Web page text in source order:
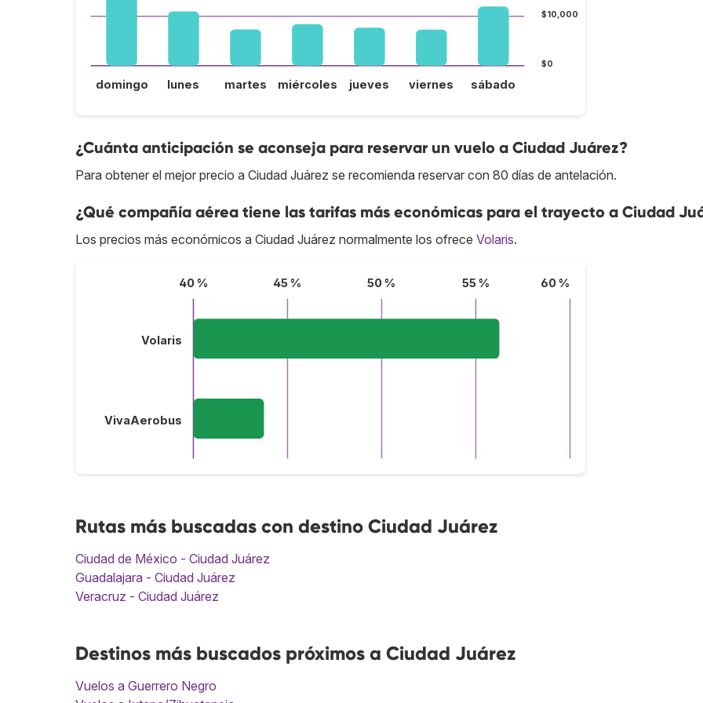
$0
$10,000
domingo lunes martes miércoles jueves viernes sábado
¿Cuánta anticipación se aconseja para reservar un vuelo a Ciudad Juárez?
Para obtener el mejor precio a Ciudad Juárez se recomienda reservar con 80 días de antelación.
¿Qué compañía aérea tiene las tarifas más económicas para el trayecto a Ciudad
Los precios más económicos a Ciudad Juárez normalmente los ofrece Volaris.
40 % 45 % 50 % 55 % 60 %
Volaris
VivaAerobus
Rutas más buscadas con destino Ciudad Juárez
Ciudad de México - Ciudad Juárez
Guadalajara - Ciudad Juárez
Veracruz - Ciudad Juárez
Destinos más buscados próximos a Ciudad Juárez
Vuelos a Guerrero Negro